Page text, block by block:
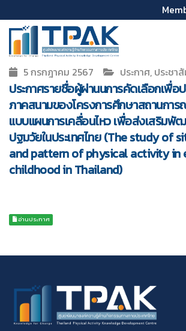
5 กรกฎาคม 2567 ประกาศ, ประชา
ประกาศรายชื่อผู้ผ่านนการคัดเลือกเพื่
ภาคสนามของโครงการศึกษาสถานการ
แบบแผนการเคลื่อนไหว เพื่อส่งเสริมพั
ปฐมวัยในประเทศไทย (The study of
and pattern of physical activity in
childhood in Thailand)
อ่านประกาศ